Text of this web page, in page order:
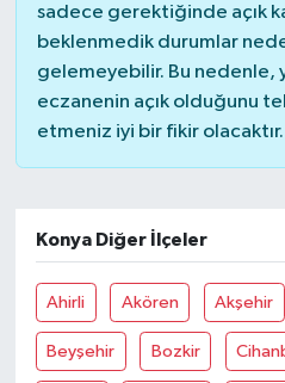
sadece gerektiğinde açık
beklenmedik durumlar
gelemeyebilir. Bu nedenle,
eczanenin açık olduğunu
etmeniz iyi bir fikir olacaktır.
Konya Diğer İlçeler
Ahirli Akören Akşehir
Beyşehir Bozkir